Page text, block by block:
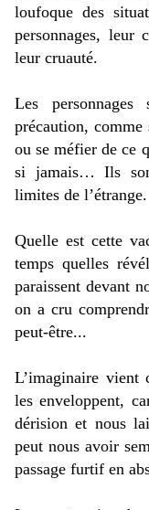
loufoque des
personnages, leur
leur cruauté.
Les
précaution,
ou se méfier de ce
si jamais… Ils
limites de l’étrange.
Quelle est cette
temps quelles
paraissent devant
on a cru
peut-être...
L’imaginaire vient
les enveloppent,
dérision et nous
peut nous avoir
passage furtif en